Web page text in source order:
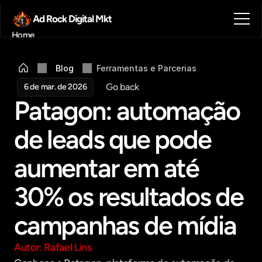
Ad Rock Digital Mkt
Home
Blog
Contato
Get in touch
Blog
Ferramentas e Parcerias
6 de mar. de 2026
Go back
Patagon: automação
de leads que pode
aumentar em até
30% os resultados de
campanhas de mídia
Autor: Rafael Lins